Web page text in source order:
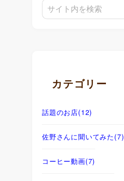
カテゴリー
話題のお店(12)
佐野さんに聞いてみた(7)
コーヒー動画(7)